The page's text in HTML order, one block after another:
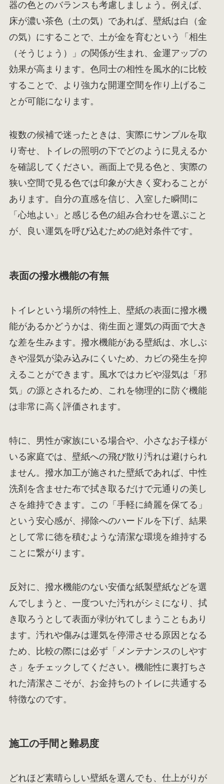
器の色とのバランスも考慮しましょう。例えば、
床が濃い茶色（土の気）であれば、壁紙は白（金
の気）にすることで、土が金を育むという「相生
（そうじょう）」の関係が生まれ、金運アップの
効果が高まります。色同士の相性を風水的に比較
することで、より強力な開運空間を作り上げるこ
とが可能になります。
複数の候補で迷ったときは、実際にサンプルを取
り寄せ、トイレの照明の下でどのように見えるか
を確認してください。画面上で見る色と、実際の
狭い空間で見る色では印象が大きく変わることが
あります。自分の直感を信じ、入室した瞬間に
「心地よい」と感じる色の組み合わせを選ぶこと
が、良い運気を呼び込むための絶対条件です。
表面の撥水機能の有無
トイレという場所の特性上、壁紙の表面に撥水機
能があるかどうかは、衛生面と運気の両面で大き
な差を生みます。撥水機能がある壁紙は、水しぶ
きや湿気が染み込みにくいため、カビの発生を抑
えることができます。風水ではカビや湿気は「邪
気」の源とされるため、これを物理的に防ぐ機能
は非常に高く評価されます。
特に、男性が家族にいる場合や、小さなお子様が
いる家庭では、壁紙への飛び散り汚れは避けられ
ません。撥水加工が施された壁紙であれば、中性
洗剤を含ませた布で拭き取るだけで元通りの美し
さを維持できます。この「手軽に綺麗を保てる」
という安心感が、掃除へのハードルを下げ、結果
として常に徳を積むような清潔な環境を維持する
ことに繋がります。
反対に、撥水機能のない安価な紙製壁紙などを選
んでしまうと、一度ついた汚れがシミになり、拭
き取ろうとして表面が剥がれてしまうこともあり
ます。汚れや傷みは運気を停滞させる原因となる
ため、比較の際には必ず「メンテナンスのしやす
さ」をチェックしてください。機能性に裏打ちさ
れた清潔さこそが、お金持ちのトイレに共通する
特徴なのです。
施工の手間と難易度
どれほど素晴らしい壁紙を選んでも、仕上がりが